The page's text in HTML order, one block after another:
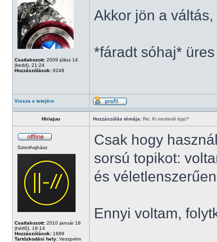
Csatlakozott: 2009 július 14
(kedd), 21:24
Hozzászólások: 6248
Akkor jön a
*fáradt sóhaj* üres
Vissza a tetejére
Hiriajuu Hozzászólás témája: Re: Ki moderál épp?
Sztorihajhász
Csatlakozott: 2010 január 18
(hétfő), 19:14
Hozzászólások: 1888
Tartózkodási hely: Veszprém
Csak hogy
sorsú topikot:
és
Ennyi voltam,